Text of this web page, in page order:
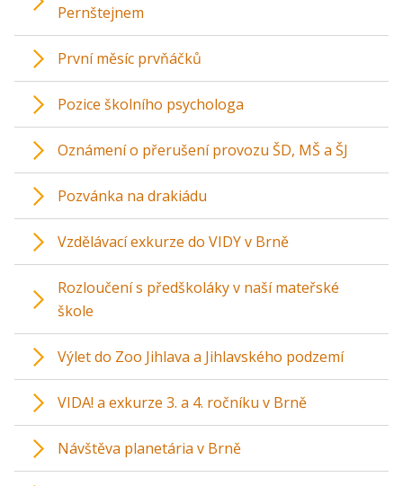
Pernštejnem
První měsíc prvňáčků
Pozice školního psychologa
Oznámení o přerušení provozu ŠD, MŠ a ŠJ
Pozvánka na drakiádu
Vzdělávací exkurze do VIDY v Brně
Rozloučení s předškoláky v naší mateřské
škole
Výlet do Zoo Jihlava a Jihlavského podzemí
VIDA! a exkurze 3. a 4. ročníku v Brně
Návštěva planetária v Brně